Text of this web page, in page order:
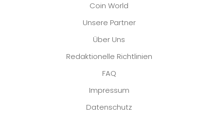
Coin World
Unsere Partner
Über Uns
Redaktionelle Richtlinien
FAQ
Impressum
Datenschutz